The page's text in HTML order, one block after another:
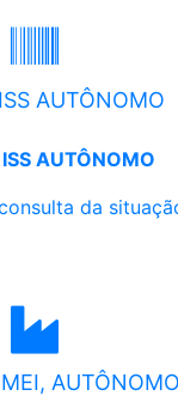
AUTÔNOMO
AUTÔNOMO
da